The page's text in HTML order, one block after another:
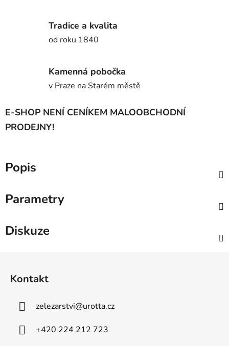
Tradice a kvalita
od roku 1840
Kamenná pobočka
v Praze na Starém městě
E-SHOP NENÍ CENÍKEM MALOOBCHODNÍ
PRODEJNY!
Popis
Parametry
Diskuze
Kontakt
zelezarstvi@urotta.cz
+420 224 212 723